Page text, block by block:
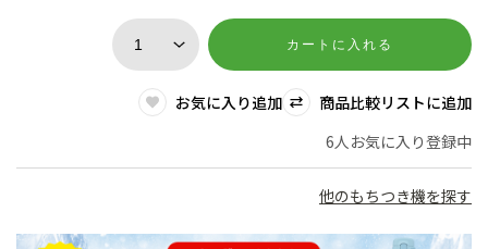
カートに入れる
お気に入り追加
商品比較リストに追加
6人お気に入り登録中
他のもちつき機を探す